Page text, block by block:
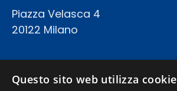
Piazza Velasca 4
20122 Milano
CAPITALE SOCIALE: € 23.200.000 INT.VERS.
Questo sito web utilizza cookie